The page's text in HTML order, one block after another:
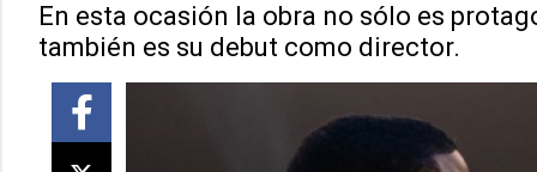
En esta ocasión la obra no sólo es
también es su debut como director.